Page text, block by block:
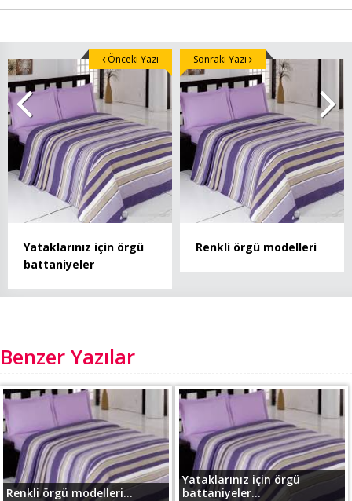
Yataklarınız için örgü
battaniyeler
Önceki Yazı
Renkli örgü modelleri
Sonraki Yazı
Benzer Yazılar
Renkli örgü modelleri...
Yataklarınız için örgü
battaniyeler...